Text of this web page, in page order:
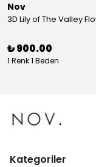
Nov
₺ 900.00
1 Renk 1 Beden
Kategoriler